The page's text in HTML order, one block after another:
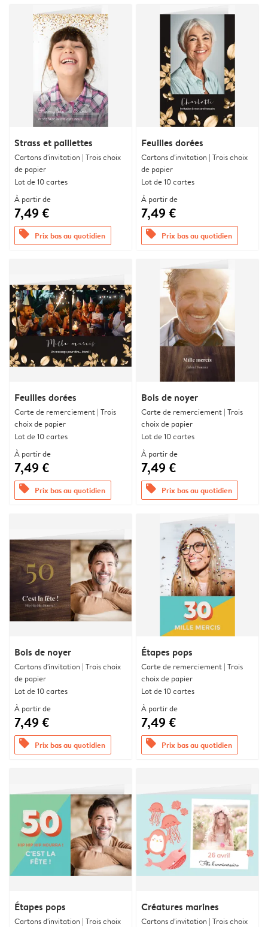
Strass et paillettes
Cartons d'invitation | Trois choix
de papier
Lot de 10 cartes
À partir de
7,49 €
offers Prix bas au quotidien
Feuilles dorées
Cartons d'invitation | Trois choix
de papier
Lot de 10 cartes
À partir de
7,49 €
offers Prix bas au quotidien
Feuilles dorées
Carte de remerciement | Trois
choix de papier
Lot de 10 cartes
À partir de
7,49 €
offers Prix bas au quotidien
Bois de noyer
Carte de remerciement | Trois
choix de papier
Lot de 10 cartes
À partir de
7,49 €
offers Prix bas au quotidien
Bois de noyer
Cartons d'invitation | Trois choix
de papier
Lot de 10 cartes
À partir de
7,49 €
offers Prix bas au quotidien
Étapes pops
Carte de remerciement | Trois
choix de papier
Lot de 10 cartes
À partir de
7,49 €
offers Prix bas au quotidien
Étapes pops
Cartons d'invitation | Trois choix
Créatures marines
Cartons d'invitation | Trois choix